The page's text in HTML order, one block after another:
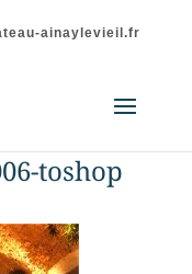
ainaylevieil.fr
toshop